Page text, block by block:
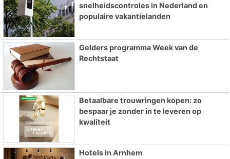
snelheidscontroles in Nederland en
populaire vakantielanden
Gelders programma Week van de
Rechtstaat
Betaalbare trouwringen kopen: zo
bespaar je zonder in te leveren op
kwaliteit
Hotels in Arnhem